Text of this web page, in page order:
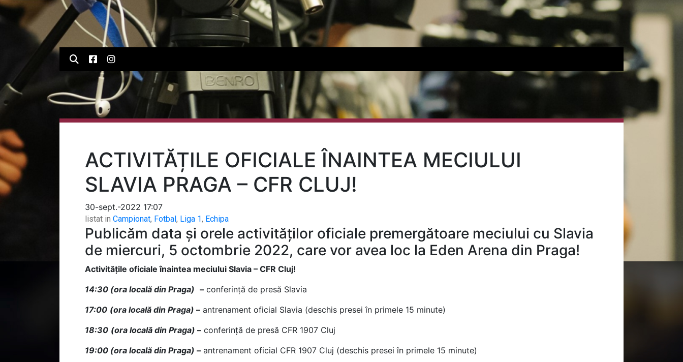
ACTIVITĂȚILE OFICIALE ÎNAINTEA MECIULUI
SLAVIA PRAGA – CFR CLUJ!
30-sept.-2022 17:07
listat in Campionat, Fotbal , Liga 1, Echipa
Publicăm data și orele activităților oficiale premergătoare meciului cu Slavia
de miercuri, 5 octombrie 2022, care vor avea loc la Eden Arena din Praga!
Activitățile oficiale înaintea meciului Slavia – CFR Cluj!
14:30 (ora locală din Praga) – conferință de presă Slavia
17:00 (ora locală din Praga) – antrenament oficial Slavia (deschis presei în primele 15 minute)
18:30 (ora locală din Praga) – conferință de presă CFR 1907 Cluj
19:00 (ora locală din Praga) – antrenament oficial CFR 1907 Cluj (deschis presei în primele 15 minute)